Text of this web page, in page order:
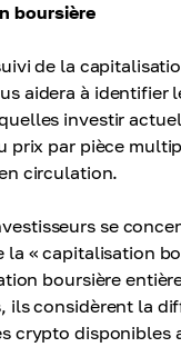
boursière
de la
aidera à identifier
investir
prix par pièce
circulation.
se
la « capitalisation
boursière
ils considèrent la
crypto disponibles